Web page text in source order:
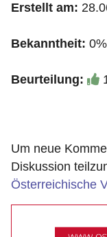
Erstellt am:
Bekanntheit: 0%
Beurteilung:
Um neue
Diskussion
Österreichische